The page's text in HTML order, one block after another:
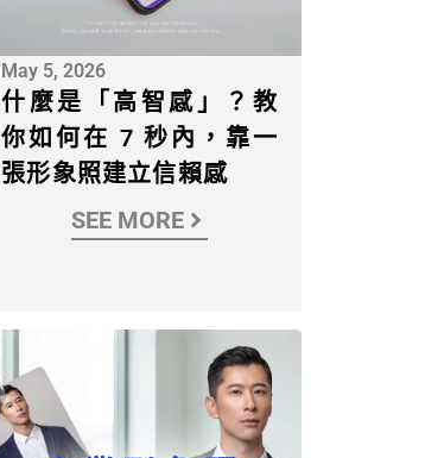
May 5, 2026
什麼是「高智感」？教
你如何在 7 秒內，靠一
張形象照建立信賴感
SEE MORE